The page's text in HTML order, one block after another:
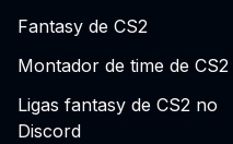
Fantasy de CS2
Montador de time de CS2
Ligas fantasy de CS2 no
Discord